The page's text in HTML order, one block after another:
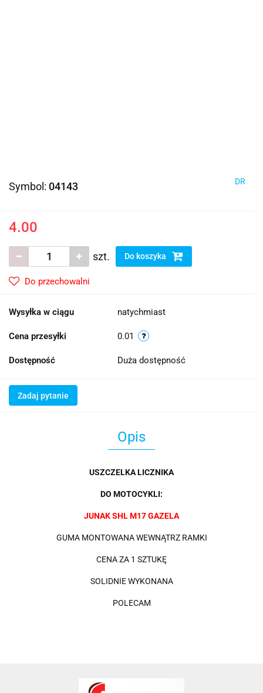
Symbol: 04143 DR
4.00
szt. Do koszyka
Do przechowalni
Wysyłka w ciągu natychmiast
Cena przesyłki 0.01
Dostępność Duża dostępność
Zadaj pytanie
Opis
USZCZELKA LICZNIKA
DO MOTOCYKLI:
JUNAK SHL M17 GAZELA
GUMA MONTOWANA WEWNĄTRZ RAMKI
CENA ZA 1 SZTUKĘ
SOLIDNIE WYKONANA
POLECAM